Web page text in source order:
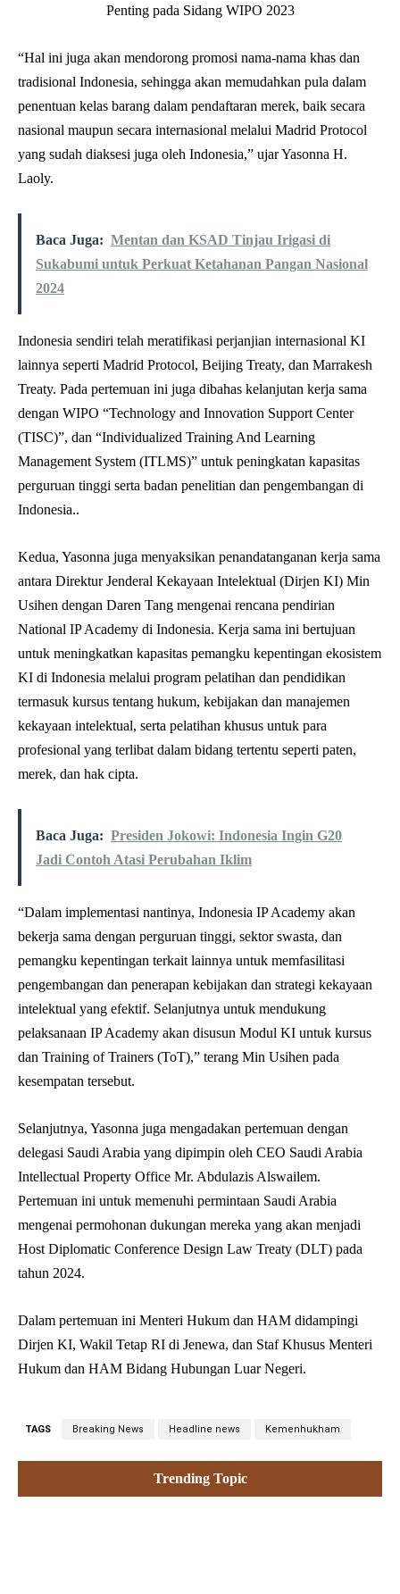
“Hal ini juga akan mendorong promosi nama-nama khas dan
tradisional Indonesia, sehingga akan memudahkan pula dalam
penentuan kelas barang dalam pendaftaran merek, baik secara
nasional maupun secara internasional melalui Madrid Protocol
yang sudah diaksesi juga oleh Indonesia,” ujar Yasonna H.
Laoly.
Baca Juga: Mentan dan KSAD Tinjau Irigasi di
Sukabumi untuk Perkuat Ketahanan Pangan Nasional
2024
Indonesia sendiri telah meratifikasi perjanjian internasional KI
lainnya seperti Madrid Protocol, Beijing Treaty, dan Marrakesh
Treaty. Pada pertemuan ini juga dibahas kelanjutan kerja sama
dengan WIPO “Technology and Innovation Support Center
(TISC)”, dan “Individualized Training And Learning
Management System (ITLMS)” untuk peningkatan kapasitas
perguruan tinggi serta badan penelitian dan pengembangan di
Indonesia..
Kedua, Yasonna juga menyaksikan penandatanganan kerja sama
antara Direktur Jenderal Kekayaan Intelektual (Dirjen KI) Min
Usihen dengan Daren Tang mengenai rencana pendirian
National IP Academy di Indonesia. Kerja sama ini bertujuan
untuk meningkatkan kapasitas pemangku kepentingan ekosistem
KI di Indonesia melalui program pelatihan dan pendidikan
termasuk kursus tentang hukum, kebijakan dan manajemen
kekayaan intelektual, serta pelatihan khusus untuk para
profesional yang terlibat dalam bidang tertentu seperti paten,
merek, dan hak cipta.
Baca Juga: Presiden Jokowi: Indonesia Ingin G20
Jadi Contoh Atasi Perubahan Iklim
“Dalam implementasi nantinya, Indonesia IP Academy akan
bekerja sama dengan perguruan tinggi, sektor swasta, dan
pemangku kepentingan terkait lainnya untuk memfasilitasi
pengembangan dan penerapan kebijakan dan strategi kekayaan
intelektual yang efektif. Selanjutnya untuk mendukung
pelaksanaan IP Academy akan disusun Modul KI untuk kursus
dan Training of Trainers (ToT),” terang Min Usihen pada
kesempatan tersebut.
Selanjutnya, Yasonna juga mengadakan pertemuan dengan
delegasi Saudi Arabia yang dipimpin oleh CEO Saudi Arabia
Intellectual Property Office Mr. Abdulazis Alswailem.
Pertemuan ini untuk memenuhi permintaan Saudi Arabia
mengenai permohonan dukungan mereka yang akan menjadi
Host Diplomatic Conference Design Law Treaty (DLT) pada
tahun 2024.
Dalam pertemuan ini Menteri Hukum dan HAM didampingi
Dirjen KI, Wakil Tetap RI di Jenewa, dan Staf Khusus Menteri
Hukum dan HAM Bidang Hubungan Luar Negeri.
TAGS Breaking News Headline news Kemenhukham
Trending Topic